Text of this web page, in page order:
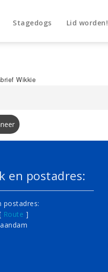
Stagedogs Lid worden!
Wikkie
en postadres:
postadres:
Route ]